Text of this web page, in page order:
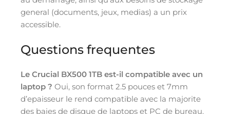
general (documents, jeux, medias) a un prix
accessible.
Questions frequentes
Le Crucial BX500 1TB est-il compatible avec un
laptop ? Oui, son format 2.5 pouces et 7mm
d’epaisseur le rend compatible avec la majorite
des baies de disque de laptops et PC de bureau.